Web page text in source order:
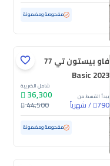
مفحوصة ومضمونة
فاو بيستون تي 77
Basic 2023
يبدأ القسط من
790
/شهرياً
شامل الضريبة
36,300
44,500
مفحوصة ومضمونة